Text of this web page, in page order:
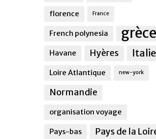
florence France
French polynesia grèce
Havane Hyères Italie
Loire Atlantique new-york
Normandie
organisation voyage
Pays-bas
Pays de la